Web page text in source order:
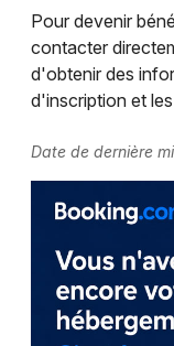
Pour devenir
contacter
d'obtenir des
d'inscription et
Date de dernière